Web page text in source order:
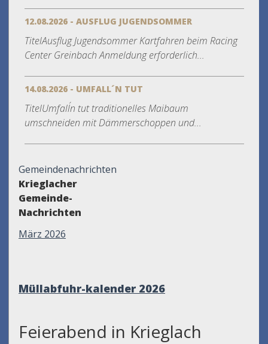
12.08.2026 - AUSFLUG JUGENDSOMMER
TitelAusflug Jugendsommer Kartfahren beim Racing
Center Greinbach Anmeldung erforderlich...
14.08.2026 - UMFALL´N TUT
TitelUmfall´n tut traditionelles Maibaum
umschneiden mit Dämmerschoppen und...
Gemeindenachrichten
Krieglacher
Gemeinde-
Nachrichten
März 2026